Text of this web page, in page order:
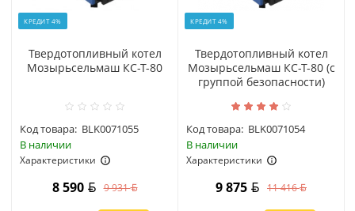
КРЕДИТ 4%
Твердотопливный котел
Мозырьсельмаш КС-Т-80
Код товара: BLK0071055
В наличии
Характеристики
8 590 9 931
КРЕДИТ 4%
Твердотопливный котел
Мозырьсельмаш КС-Т-80 (с
группой безопасности)
Код товара: BLK0071054
В наличии
Характеристики
9 875 11 416